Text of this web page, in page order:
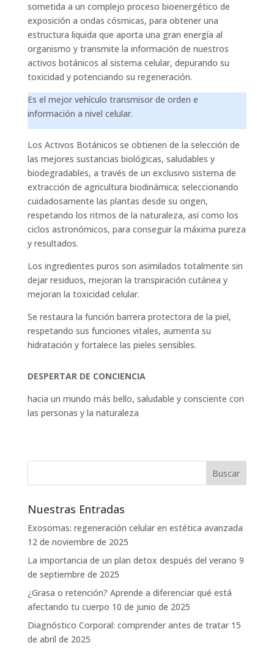
sometida a un complejo proceso bioenergético de
exposición a ondas cósmicas, para obtener una
estructura liquida que aporta una gran energía al
organismo y transmite la información de nuestros
activos botánicos al sistema celular, depurando su
toxicidad y potenciando su regeneración.
Es el mejor vehículo transmisor de orden e
información a nivel celular.
Los Activos Botánicos se obtienen de la selección de
las mejores sustancias biológicas, saludables y
biodegradables, a través de un exclusivo sistema de
extracción de agricultura biodinámica; seleccionando
cuidadosamente las plantas desde su origen,
respetando los ritmos de la naturaleza, así como los
ciclos astronómicos, para conseguir la máxima pureza
y resultados.
Los ingredientes puros son asimilados totalmente sin
dejar residuos, mejoran la transpiración cutánea y
mejoran la toxicidad celular.
Se restaura la función barrera protectora de la piel,
respetando sus funciones vitales, aumenta su
hidratación y fortalece las pieles sensibles.
DESPERTAR DE CONCIENCIA
hacia un mundo más bello, saludable y consciente con
las personas y la naturaleza
Nuestras Entradas
Exosomas: regeneración celular en estética avanzada
12 de noviembre de 2025
La importancia de un plan detox después del verano 9
de septiembre de 2025
¿Grasa o retención? Aprende a diferenciar qué está
afectando tu cuerpo 10 de junio de 2025
Diagnóstico Corporal: comprender antes de tratar 15
de abril de 2025